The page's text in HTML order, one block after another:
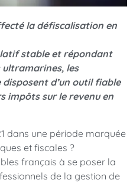
la défiscalisation en
stable et répondant
ultramarines, les
d’un outil fiable
impôts sur le revenu en
dans une période marquée
et fiscales ?
français à se poser la
de la gestion de